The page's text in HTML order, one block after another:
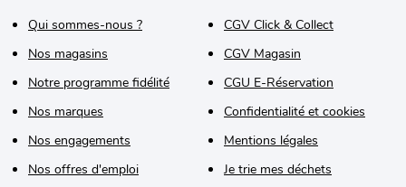
Qui sommes-nous ?
Nos magasins
Notre programme fidélité
Nos marques
Nos engagements
Nos offres d'emploi
CGV Click & Collect
CGV Magasin
CGU E-Réservation
Confidentialité et cookies
Mentions légales
Je trie mes déchets